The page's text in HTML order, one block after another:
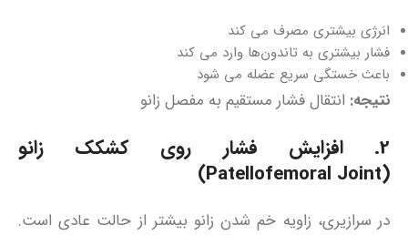
انرژی بیشتری مصرف می‌ کند
فشار بیشتری به تاندون‌ها وارد می‌ کند
باعث خستگی سریع عضله می‌ شود
نتیجه: انتقال فشار مستقیم به مفصل زانو
2. افزایش فشار روی کشکک زانو
(Patellofemoral Joint)
در سرازیری، زاویه خم شدن زانو بیشتر از حالت عادی است.